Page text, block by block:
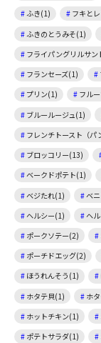
ふき(1)
フキと
ふきのとうみそ(1)
フライパングリルサン
フランセーズ(1)
プリン(1)
フル
ブルールージュ(1)
フレンチトースト（
ブロッコリー(13)
ベークドポテト(1)
ベジたれ(1)
ベ
ヘルシー(1)
ヘ
ポークソテー(2)
ポーチドエッグ(2)
ほうれんそう(1)
ホタテ貝(1)
ホ
ホットチキン(1)
ポテトサラダ(1)